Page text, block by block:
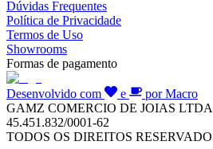
Dúvidas Frequentes
Política de Privacidade
Termos de Uso
Showrooms
Formas de pagamento
Desenvolvido com e
por Macro
GAMZ COMERCIO DE JOIAS
45.451.832/0001-62
TODOS OS DIREITOS